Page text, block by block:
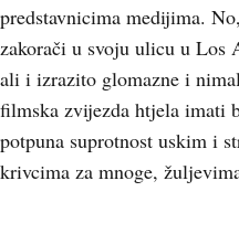
predstavnicima medijima.
zakorači u svoju ulicu u Los
ali i izrazito glomazne i
filmska zvijezda htjela imati
potpuna suprotnost uskim i
krivcima za mnoge,